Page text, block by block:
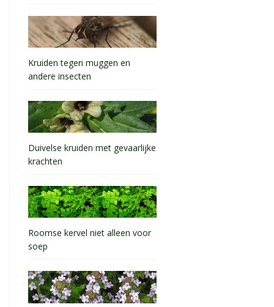
Kruiden tegen muggen en
andere insecten
Duivelse kruiden met gevaarlijke
krachten
Roomse kervel niet alleen voor
soep